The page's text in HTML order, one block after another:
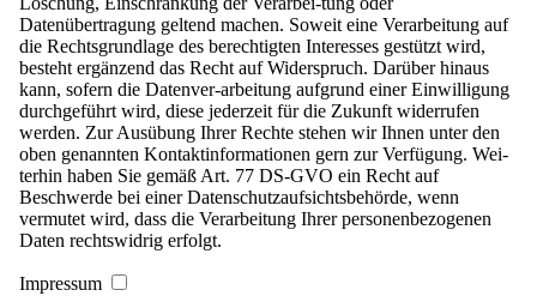
Aktuelles
Geschichte
Regionalverbände und Mitgliedsvereine
Kontakt
Menü schließen
Start
Aktuelles
Übersicht: Aktuelles
Veranstaltungen
Datenübertragung geltend machen. Soweit eine Verarbeitung auf
die Rechtsgrundlage des berechtigten Interesses gestützt wird,
besteht ergänzend das Recht auf Widerspruch. Darüber hinaus
kann, sofern die Datenver-arbeitung aufgrund einer Einwilligung
durchgeführt wird, diese jederzeit für die Zukunft widerrufen
werden. Zur Ausübung Ihrer Rechte stehen wir Ihnen unter den
oben genannten Kontaktinformationen gern zur Verfügung. Wei-
terhin haben Sie gemäß Art. 77 DS-GVO ein Recht auf
Beschwerde bei einer Datenschutzaufsichtsbehörde, wenn
vermutet wird, dass die Verarbeitung Ihrer personenbezogenen
Daten rechtswidrig erfolgt.
Impressum